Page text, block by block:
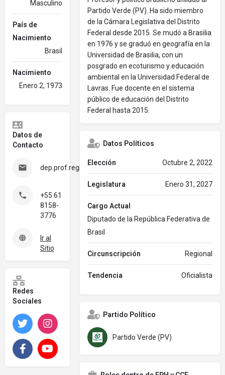
Masculino
País de
Nacimiento
Brasil
Nacimiento
Enero 2, 1973
Datos de
Contacto
dep.prof.reginaldoveras@camara.leg.br
+55 61
8158-
3776
Ir al
Sitio
Redes
Sociales
Twitter
Facebook
Partido Verde (PV). Ha sido miembro
de la Cámara Legislativa del Distrito
Federal desde 2015. Se mudó a Brasilia
en 1976 y se graduó en geografía en la
Universidad de Brasilia, con un
posgrado en ecoturismo y educación
ambiental en la Universidad Federal de
Lavras. Fue docente en el sistema
público de educación del Distrito
Federal hasta 2015.
Datos Políticos
Elección Octubre 2, 2022
Legislatura Enero 31, 2027
Cargo Actual
Diputado de la República Federativa de
Brasil
Circunscripción Regional
Tendencia Oficialista
Partido Político
Partido Verde (PV)